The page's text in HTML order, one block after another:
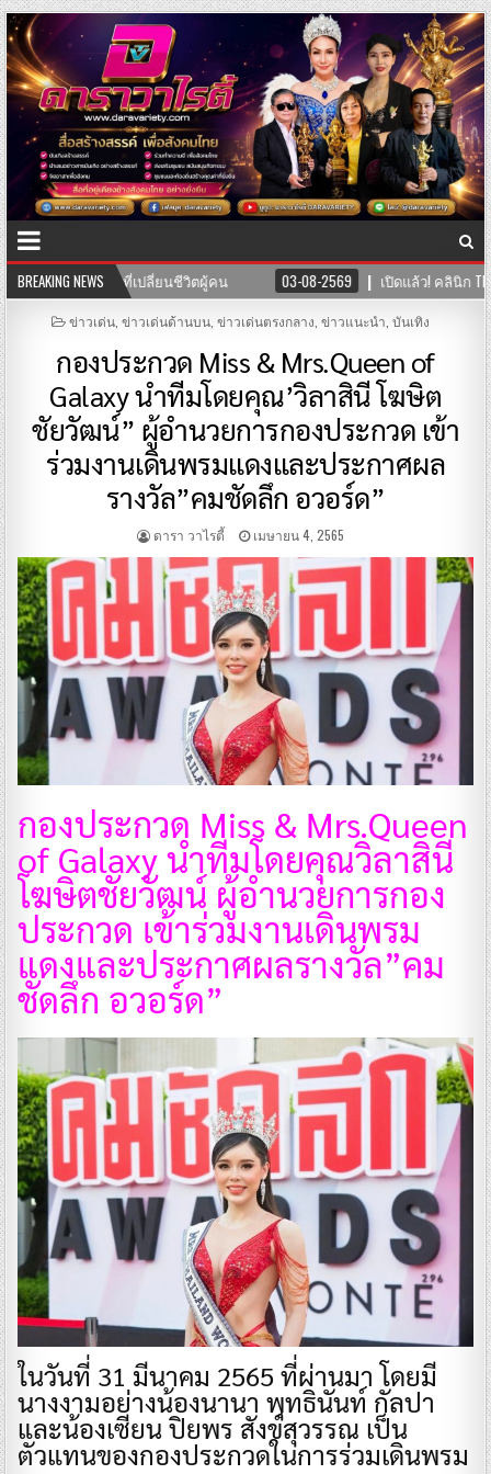
BREAKING NEWS
03-08-2569 เปิดแล้ว! คลินิก TNH แพทย์แผนจีนและแพทย์แผนไทย
POSTED
ข่าวเด่น, ข่าวเด่นด้านบน, ข่าวเด่นตรงกลาง ข่าวแนะนำ บันเทิง
กองประกวด Miss & Mrs.Queen of
Galaxy นำทีมโดยคุณ’วิลาสินี โฆษิต
ชัยวัฒน์” ผู้อำนวยการกองประกวด เข้า
ร่วมงานเดินพรมแดงและประกาศผล
รางวัล”คมชัดลึก อวอร์ด”
ดารา วาไรตี้ เมษายน 4, 2565
กองประกวด Miss & Mrs.Queen
of Galaxy นำทีมโดยคุณวิลาสินี
โฆษิตชัยวัฒน์ ผู้อำนวยการกอง
ประกวด เข้าร่วมงานเดินพรม
แดงและประกาศผลรางวัล”คม
ชัดลึก อวอร์ด”
ในวันที่ 31 มีนาคม 2565 ที่ผ่านมา โดยมี
นางงามอย่างน้องนานา พุทธินันท์ กัลปา
และน้องเซียน ปิยพร สังข์สุวรรณ เป็น
ตัวแทนของกองประกวดในการร่วมเดินพรม